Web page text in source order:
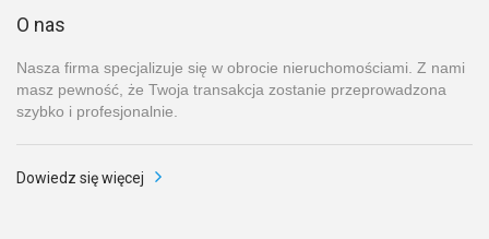
O nas
Nasza firma specjalizuje się w obrocie nieruchomościami. Z nami
masz pewność, że Twoja transakcja zostanie przeprowadzona
szybko i profesjonalnie.
Dowiedz się więcej